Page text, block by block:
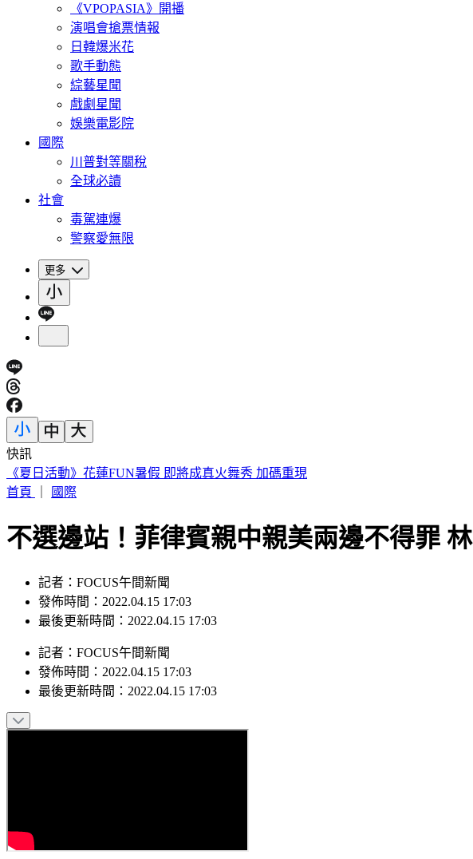
《VPOPASIA》開播
演唱會搶票情報
日韓爆米花
歌手動態
綜藝星聞
戲劇星聞
娛樂電影院
國際
川普對等關稅
全球必讀
社會
毒駕連爆
警察愛無限
更多
快訊
快訊／白海豚強風襲台！北市喜來登飯店旁圍籬倒塌 砸傷一女
首頁
國際
不選邊站！菲律賓親中親美兩邊不得罪
記者：FOCUS午間新聞
發佈時間：2022.04.15 17:03
最後更新時間：2022.04.15 17:03
記者 ： FOCUS午間新聞
發佈時間： 2022.04.15 17:03
最後更新時間： 2022.04.15 17:03